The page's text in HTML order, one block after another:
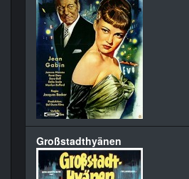
Großstadthyänen